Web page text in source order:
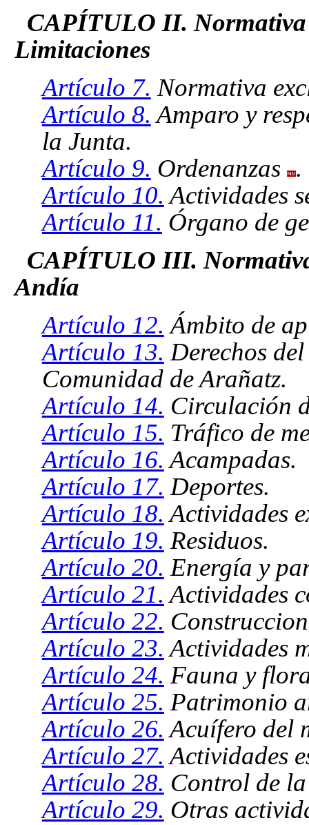
CAPÍTULO II. Normativa
Limitaciones
Artículo 7. Normativa
Artículo 8. Amparo y
la Junta.
Artículo 9. Ordenanzas .
Artículo 10. Actividades
Artículo 11. Órgano de
CAPÍTULO III.
Andía
Artículo 12. Ámbito de
Artículo 13. Derechos
Comunidad de Arañatz.
Artículo 14. Circulación
Artículo 15. Tráfico de
Artículo 16. Acampadas.
Artículo 17. Deportes.
Artículo 18. Actividades
Artículo 19. Residuos.
Artículo 20. Energía y
Artículo 21. Actividades
Artículo 22.
Artículo 23. Actividades
Artículo 24. Fauna y
Artículo 25. Patrimonio
Artículo 26. Acuífero del
Artículo 27. Actividades
Artículo 28. Control de
Artículo 29. Otras